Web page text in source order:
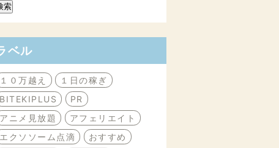
ベル
１０万越え
１日の稼ぎ
BITEKIPLUS
PR
アニメ見放題
アフェリエイト
エクソソーム点滴
おすすめ